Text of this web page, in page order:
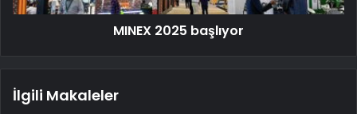
MINEX 2025 başlıyor
İlgili Makaleler